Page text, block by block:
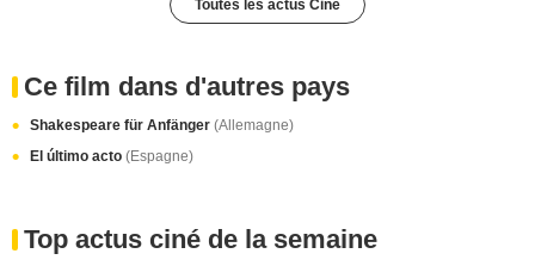
Toutes les actus Ciné
Ce film dans d'autres pays
Shakespeare für Anfänger (Allemagne)
El último acto (Espagne)
Top actus ciné de la semaine